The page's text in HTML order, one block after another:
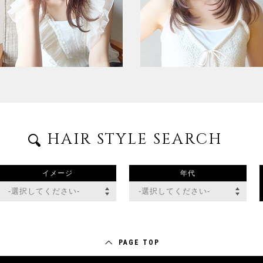
HAIR STYLE SEARCH
イメージ 年代
PAGE TOP